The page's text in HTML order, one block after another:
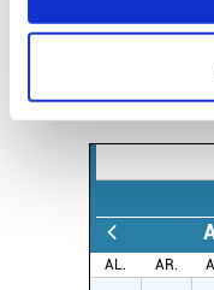
Identify your
specific
and set your
Guk eta gure
prozesatzen ditugu,
teknologia erabiliz,
AL. AR.